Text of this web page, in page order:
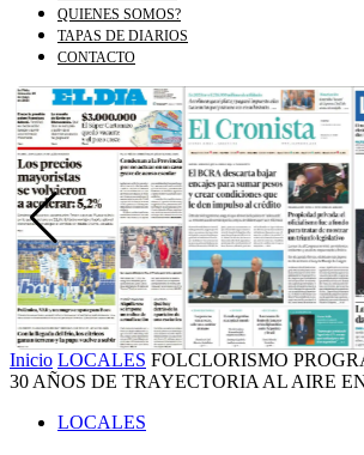
QUIENES SOMOS?
TAPAS DE DIARIOS
CONTACTO
Inicio LOCALES FOLCLORISMO
30 AÑOS DE TRAYECTORIA AL AIRE
LOCALES